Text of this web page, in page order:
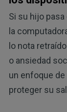
Si su hijo
la
lo nota
o ansiedad
un enfoque de
proteger su